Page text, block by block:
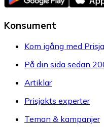
Konsument
Kom igång med
På din sida sedan
Artiklar
Prisjakts experter
Teman & kampanjer